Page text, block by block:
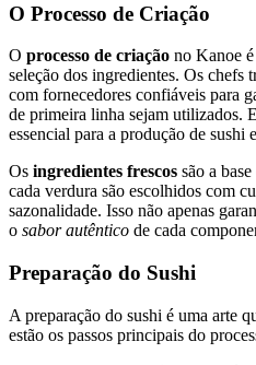
O Processo de Criação
O processo de criação no Kanoe
seleção dos ingredientes. Os chefs
com fornecedores confiáveis para
de primeira linha sejam utilizados.
essencial para a produção de sushi
Os ingredientes frescos são a
cada verdura são escolhidos com
sazonalidade. Isso não apenas
o sabor autêntico de cada
Preparação do Sushi
A preparação do sushi é uma arte
estão os passos principais do